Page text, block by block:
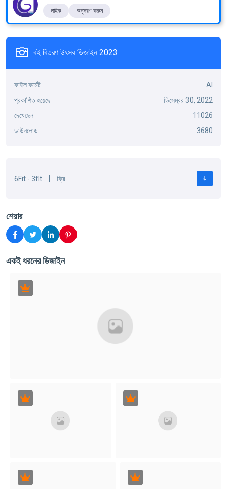
লাইক অনুসরণ করুন
বই বিতরণ উৎসব ডিজাইন 2023
ফাইল ফর্মেট
AI
প্রকাশিত হয়েছে
ডিসেম্বর 30, 2022
দেখেছেন
11026
ডাউনলোড
3680
6Fit - 3fit | ফ্রি
শেয়ার
একই ধরনের ডিজাইন